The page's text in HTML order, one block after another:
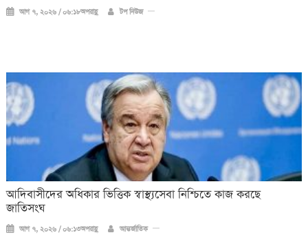
আগ ৭, ২০২৬ / ০৬:১৮অপরাহ্ণ টপ নিউজ
আদিবাসীদের অধিকার ভিত্তিক স্বাস্থ্যসেবা নিশ্চিতে কাজ করছে
জাতিসংঘ
আগ ৭, ২০২৬ / ০৬:১৩অপরাহ্ণ আন্তর্জাতিক